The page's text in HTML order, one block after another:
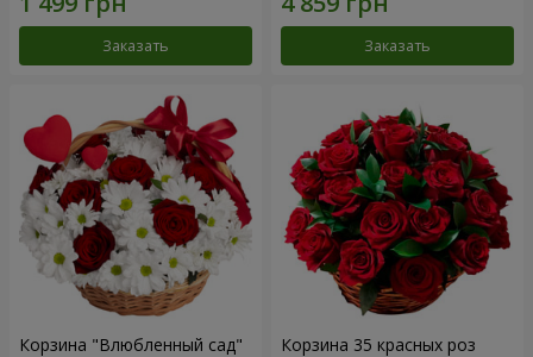
Заказать Заказать
Корзина "Влюбленный сад" Корзина 35 красных роз